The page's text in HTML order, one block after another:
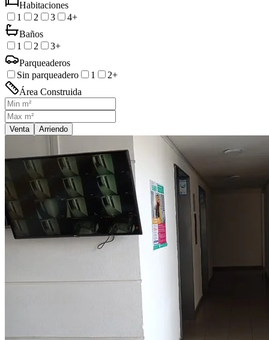
Habitaciones
1
2 3
4+
Baños
1
2
3+
Parqueaderos
Sin parqueadero
1
2+
Área Construida
Venta Arriendo